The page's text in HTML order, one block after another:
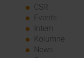
CSR
Events
Intern
Kolumne
News